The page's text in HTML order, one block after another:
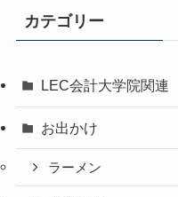
カテゴリー
LEC会計大学院関連
お出かけ
ラーメン